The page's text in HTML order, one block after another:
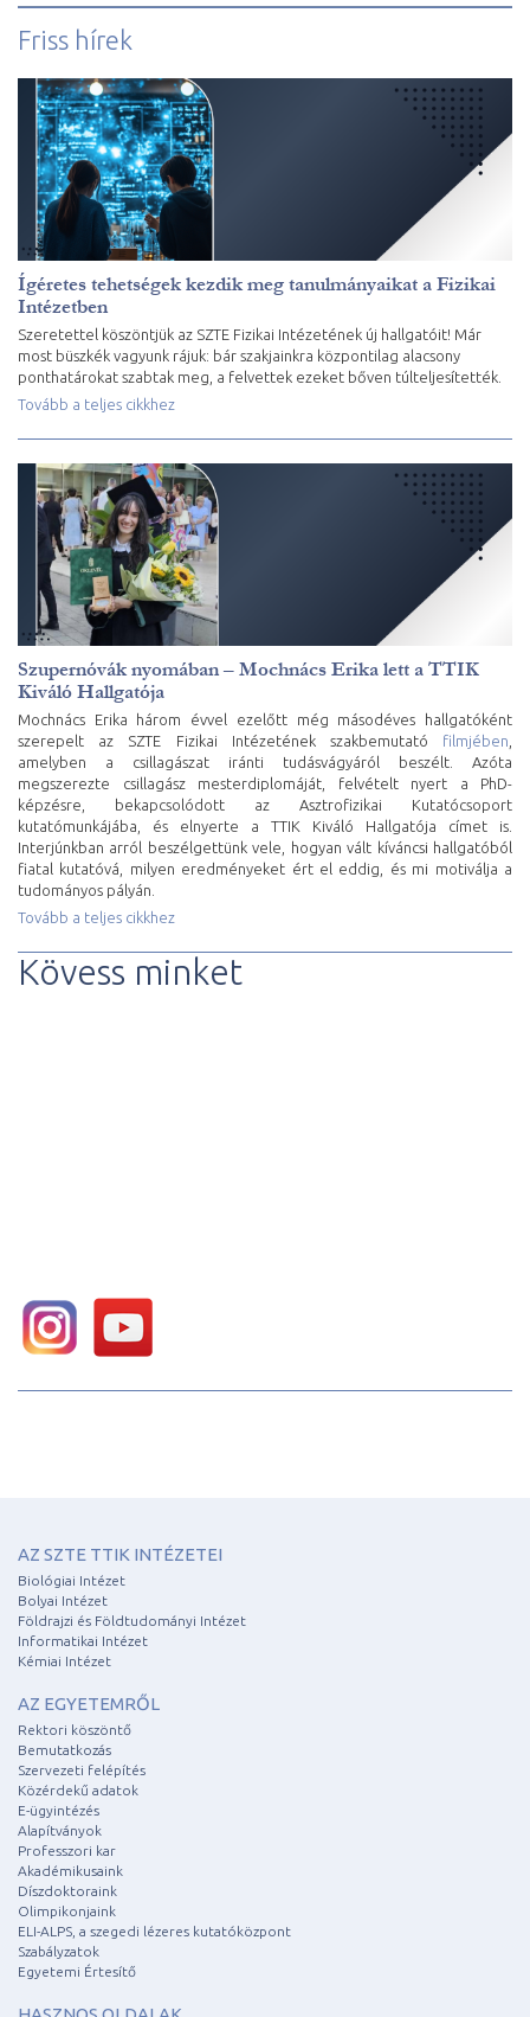
Friss hírek
Ígéretes tehetségek kezdik meg tanulmányaikat a Fizikai
Intézetben
Szeretettel köszöntjük az SZTE Fizikai Intézetének új hallgatóit! Már
most büszkék vagyunk rájuk: bár szakjainkra központilag alacsony
ponthatárokat szabtak meg, a felvettek ezeket bőven túlteljesítették.
Tovább a teljes cikkhez
Szupernóvák nyomában – Mochnács Erika lett a TTIK
Kiváló Hallgatója
Mochnács Erika három évvel ezelőtt még másodéves hallgatóként
szerepelt az SZTE Fizikai Intézetének szakbemutató filmjében
amelyben a csillagászat iránti tudásvágyáról beszélt. Azóta
megszerezte csillagász mesterdiplomáját, felvételt nyert a PhD-
képzésre, bekapcsolódott az Asztrofizikai Kutatócsoport
kutatómunkájába, és elnyerte a TTIK Kiváló Hallgatója címet is.
Interjúnkban arról beszélgettünk vele, hogyan vált kíváncsi hallgatóból
fiatal kutatóvá, milyen eredményeket ért el eddig, és mi motiválja a
tudományos pályán.
Tovább a teljes cikkhez
Kövess minket
AZ SZTE TTIK INTÉZETEI
Biológiai Intézet
Bolyai Intézet
Földrajzi és Földtudományi Intézet
Informatikai Intézet
Kémiai Intézet
AZ EGYETEMRŐL
Rektori köszöntő
Bemutatkozás
Szervezeti felépítés
Közérdekű adatok
E-ügyintézés
Alapítványok
Professzori kar
Akadémikusaink
Díszdoktoraink
Olimpikonjaink
ELI-ALPS, a szegedi lézeres kutatóközpont
Szabályzatok
Egyetemi Értesítő